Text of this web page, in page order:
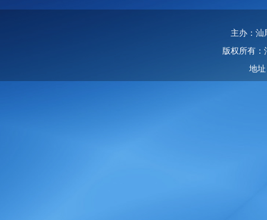
主办：汕
版权所有：
地